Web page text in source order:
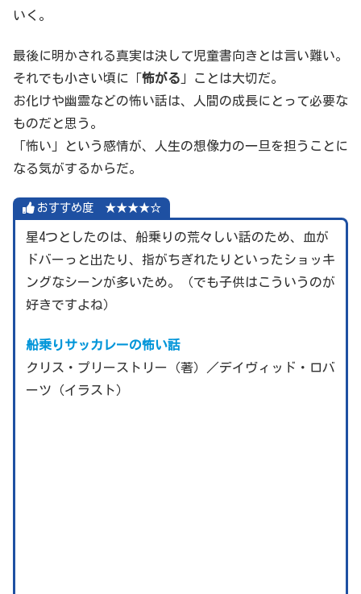
いく。
最後に明かされる真実は決して児童書向きとは言い難い。
それでも小さい頃に「怖がる 」ことは大切だ。
お化けや幽霊などの怖い話は、人間の成長にとって必要な
ものだと思う。
「怖い」という感情が、人生の想像力の一旦を担うことに
なる気がするからだ。
おすすめ度 ★★★★☆
星4つとしたのは、船乗りの荒々しい話のため、血が
ドバーっと出たり、指がちぎれたりといったショッキ
ングなシーンが多いため。（でも子供はこういうのが
好きですよね）
船乗りサッカレーの怖い話
クリス・プリーストリー（著）／デイヴィッド・ロバ
ーツ（イラスト）